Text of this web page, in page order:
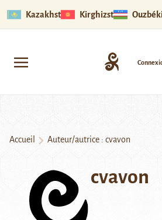
Kazakhstan Kirghizstan
Accueil Auteur/autrice : cvavon
cvavon